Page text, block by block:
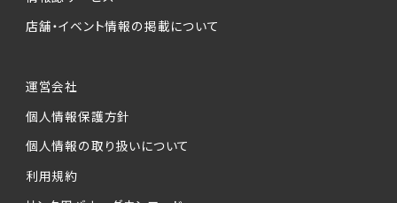
店舗・イベント情報の掲載について
運営会社
個人情報保護方針
個人情報の取り扱いについて
利用規約